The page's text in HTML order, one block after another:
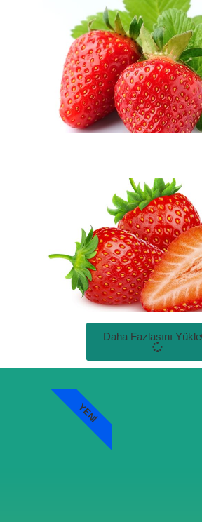
Daha Fazlasını Yükle
YENI